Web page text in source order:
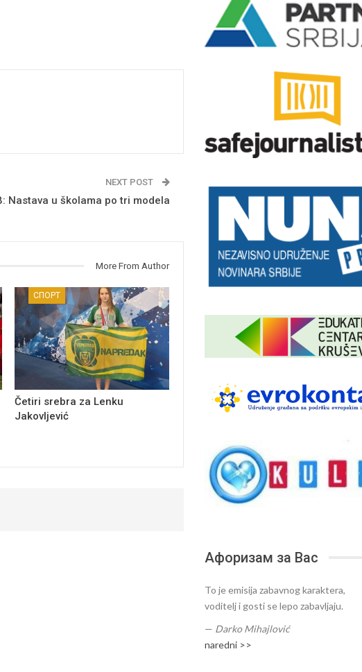
NEXT POST
Nastava u školama po tri modela
More From Author
СПОРТ
Četiri srebra za Lenku
Jakovljević
Афоризам за Вас
To je emisija zabavnog karaktera,
voditelj i gosti se lepo zabavljaju.
— Darko Mihajlović
naredni >>